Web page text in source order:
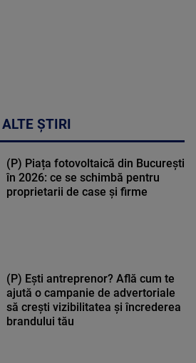
ALTE ȘTIRI
(P) Piața fotovoltaică din București
în 2026: ce se schimbă pentru
proprietarii de case și firme
(P) Ești antreprenor? Află cum te
ajută o campanie de advertoriale
să crești vizibilitatea și încrederea
brandului tău